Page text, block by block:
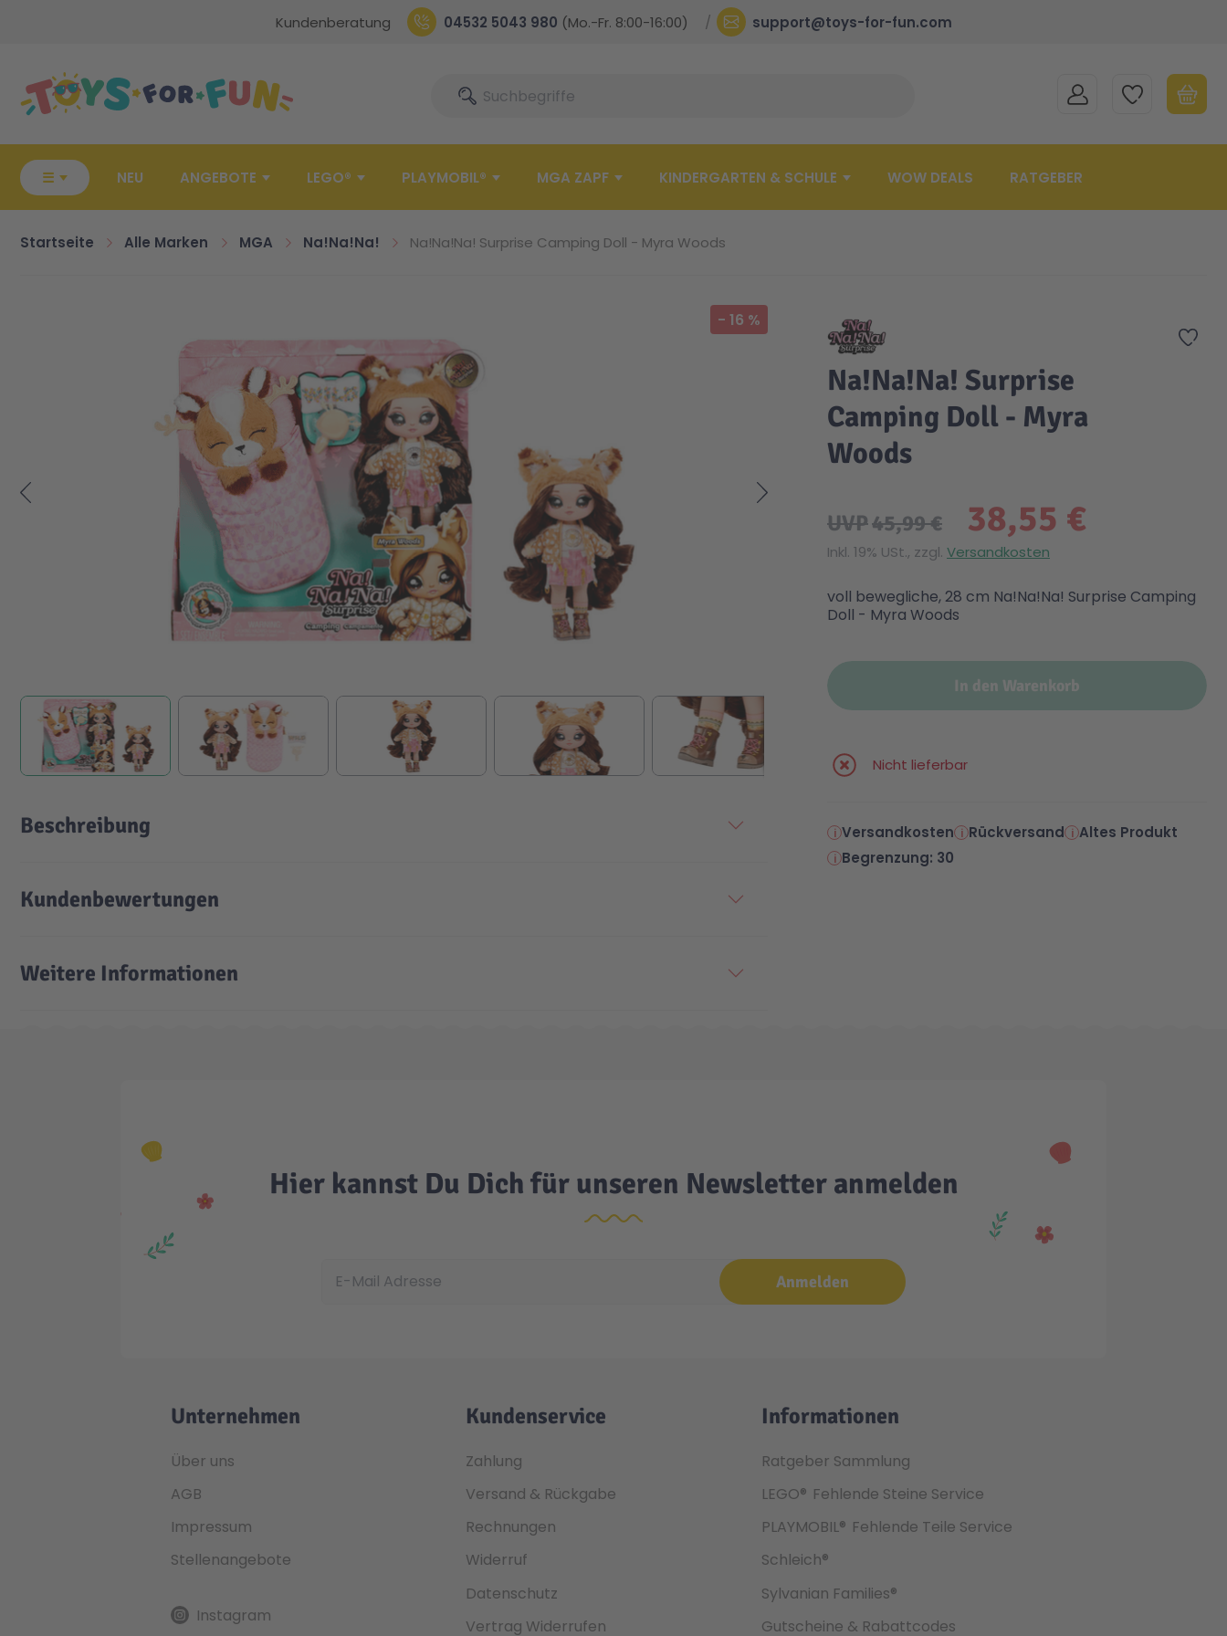
Kundenberatung 04532 5043 980 (Mo.-Fr. 8:00-16:00) support@toys-for-fun.com
SucheSuche MEIN KONTOMEINE WUNSCHLISTE
☰ NEU ANGEBOTE LEGO® PLAYMOBIL® MGA ZAPF KINDERGARTEN & SCHULE WOW DEALS RATGEBER
Startseite Alle Marken MGA Na!Na!Na! Na!Na!Na! Surprise Camping Doll - Myra Woods
- 16 %
Zur
Na!Na!Na! Surprise
Camping Doll - Myra
Woods
38,55 €
UVP45,99 €
Inkl. 19% USt., zzgl. Versandkosten
voll bewegliche, 28 cm Na!Na!Na! Surprise Camping
Doll - Myra Woods
In den Warenkorb
Nicht lieferbar
Versandkosten Rückversand
Altes Produkt
Begrenzung: 30
Beschreibung
Kundenbewertungen
Weitere Informationen
Hier kannst Du Dich für unseren Newsletter anmelden
Anmelden
Unternehmen
Über uns
AGB
Impressum
Stellenangebote
Instagram
Kundenservice
Zahlung
Versand & Rückgabe
Rechnungen
Widerruf
Datenschutz
Vertrag Widerrufen
Informationen
Ratgeber Sammlung
LEGO® Fehlende Steine Service
PLAYMOBIL® Fehlende Teile Service
Schleich®
Sylvanian Families®
Gutscheine & Rabattcodes